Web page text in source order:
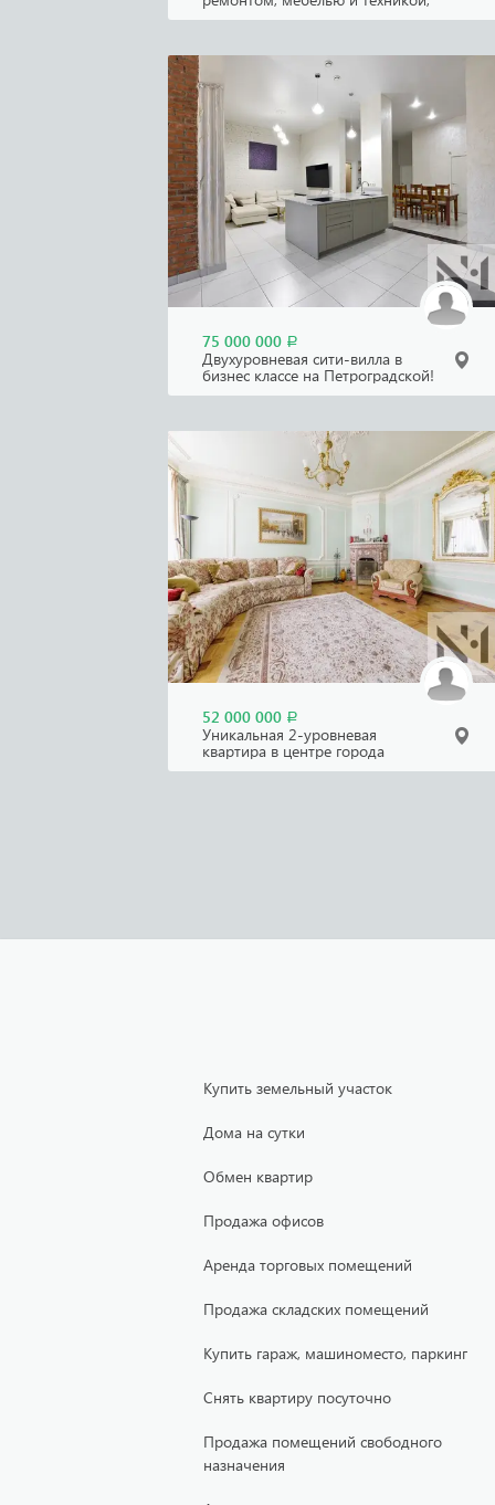
новый дом
75 000 000 Р
Двухуровневая сити-вилла в
бизнес классе на Петроградской!
52 000 000 Р
Уникальная 2-уровневая
квартира в центре города
Купить земельный участок
Дома на сутки
Обмен квартир
Продажа офисов
Аренда торговых помещений
Продажа складских помещений
Купить гараж, машиноместо, паркинг
Снять квартиру посуточно
Продажа помещений свободного
назначения